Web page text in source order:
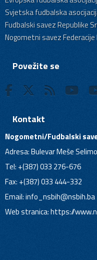
Svjetska fudbalska
Fudbalski savez Republike
Nogometni savez Federacije
Povežite se
Kontakt
Nogometni/Fudbalski
Adresa: Bulevar Meše
Tel: +(387) 033 276-676
Fax: +(387) 033 444-332
Email:info_nsbih@nsbih.ba
Web stranica: https://